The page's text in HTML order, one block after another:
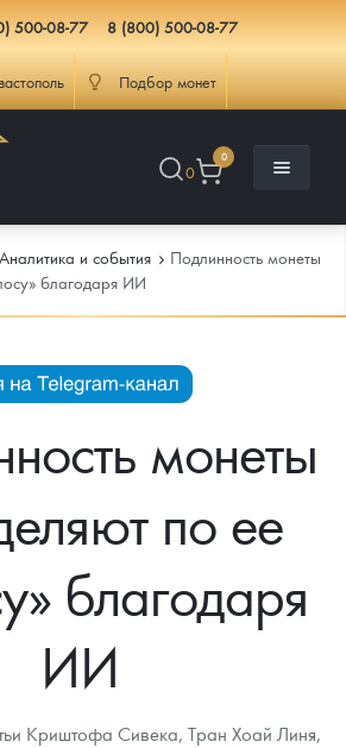
500-08-77 8 (800) 500-08-77
Подбор монет
0
0
и СССР
1950г
курсов золота, серебра, платины на
Аналитика и события
Подлинность монеты
благодаря ИИ
монеты
по ее
благодаря
ИИ
Криштофа Сивека, Тран Хоай Линя,